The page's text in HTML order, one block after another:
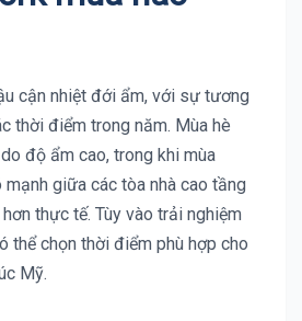
cận nhiệt đới ẩm, với sự tương
thời điểm trong năm. Mùa hè
độ ẩm cao, trong khi mùa
giữa các tòa nhà cao tầng
thực tế. Tùy vào trải nghiệm
thể chọn thời điểm phù hợp cho
Mỹ.